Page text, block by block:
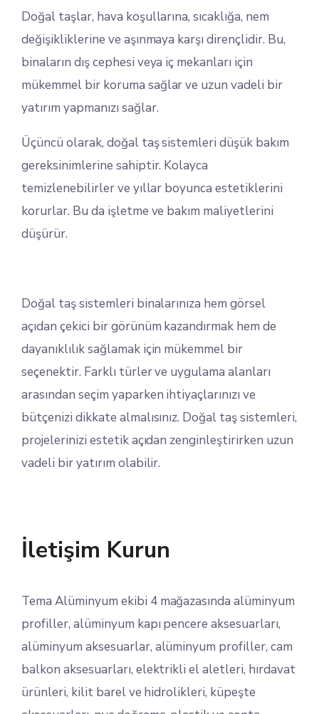
Doğal taşlar, hava koşullarına, sıcaklığa, nem
değişikliklerine ve aşınmaya karşı dirençlidir. Bu,
binaların dış cephesi veya iç mekanları için
mükemmel bir koruma sağlar ve uzun vadeli bir
yatırım yapmanızı sağlar.
Üçüncü olarak, doğal taş sistemleri düşük bakım
gereksinimlerine sahiptir. Kolayca
temizlenebilirler ve yıllar boyunca estetiklerini
korurlar. Bu da işletme ve bakım maliyetlerini
düşürür.
Doğal taş sistemleri binalarınıza hem görsel
açıdan çekici bir görünüm kazandırmak hem de
dayanıklılık sağlamak için mükemmel bir
seçenektir. Farklı türler ve uygulama alanları
arasından seçim yaparken ihtiyaçlarınızı ve
bütçenizi dikkate almalısınız. Doğal taş sistemleri,
projelerinizi estetik açıdan zenginleştirirken uzun
vadeli bir yatırım olabilir.
İletişim Kurun
Tema Alüminyum ekibi 4 mağazasında alüminyum
profiller, alüminyum kapı pencere aksesuarları,
alüminyum aksesuarlar, alüminyum profiller, cam
balkon aksesuarları, elektrikli el aletleri, hırdavat
ürünleri, kilit barel ve hidrolikleri, küpeşte